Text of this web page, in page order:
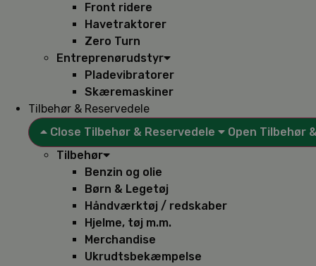
Front ridere
Havetraktorer
Zero Turn
Entreprenørudstyr
Pladevibratorer
Skæremaskiner
Tilbehør & Reservedele
Close Tilbehør & Reservedele
Open Tilbehør
Tilbehør
Benzin og olie
Børn & Legetøj
Håndværktøj / redskaber
Hjelme, tøj m.m.
Merchandise
Ukrudtsbekæmpelse